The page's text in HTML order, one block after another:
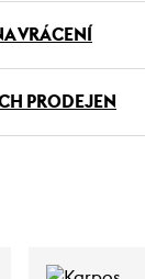
VRÁCENÍ
PRODEJEN